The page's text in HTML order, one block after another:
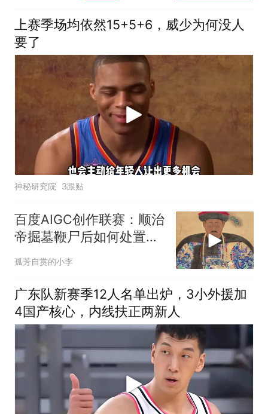
上赛季场均依然15+5+6，威少为何没人
要了
神秘研究院 3跟贴
百度AIGC创作联赛：顺治
帝掘墓鞭尸后如何处置多
尔衮之子
孤芳自赏的小李
广东队新赛季12人名单出炉，3小外援加
4国产核心，内线扶正两新人